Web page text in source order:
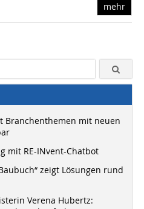
mehr
Branchenthemen mit neuen
mit RE-INvent-Chatbot
zeigt Lösungen rund
Verena Hubertz: